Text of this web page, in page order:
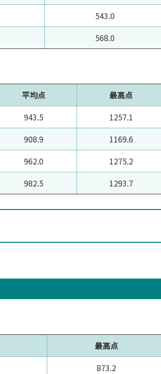
543.0
568.0
平均点
最高点
943.5
1257.1
908.9
1169.6
962.0
1275.2
982.5 1293.7
最高点
873.2